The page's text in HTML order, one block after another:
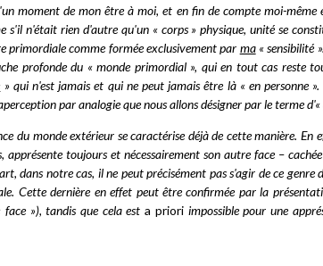
moment de mon être à moi, et en fin de compte moi-même
s'il n'était rien d'autre qu'un « corps » physique, unité se
primordiale comme formée exclusivement par ma« sensibilité
profonde du « monde primordial », qui en tout cas reste
» qui n'est jamais et qui ne peut jamais être là « en personne
par analogie que nous allons désigner par le terme d'«
du monde extérieur se caractérise déjà de cette manière.
apprésente toujours et nécessairement son autre face –
dans notre cas, il ne peut précisément pas s'agir de ce
Cette dernière en effet peut être confirmée par la
face »), tandis que cela esta prioriimpossible pour une